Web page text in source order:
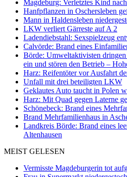
Magdeburg: Verletztes Kind
Hanfpflanzen in Oschersleben
Mann in Haldensleben
LKW verliert Gärreste auf A 2
Ladendiebstahl: Sexspielzeug
Calvörde: Brand eines
Börde: Umweltaktivisten
ein und stören den Betrieb –
Harz: Reifentöter vor Ausfahrt
Unfall mit drei beteiligten LKW
Geklautes Auto taucht in Polen
Harz: Mit Quad gegen Laterne
Schönebeck: Brand eines
Brand Mehrfamilienhaus in
Landkreis Börde: Brand eines
Altenhausen
MEIST GELESEN
Vermisste Magdeburgerin tot